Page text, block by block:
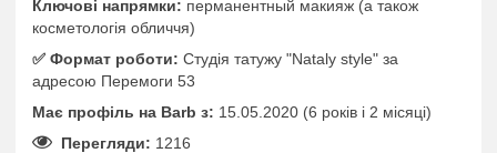
Ключові напрямки: перманентный макияж (а також
косметологія обличчя)
✅️ Формат роботи: Студія татужу "Nataly style" за
адресою Перемоги 53
Має профіль на Barb з: 15.05.2020 (6 років i 2 місяці)
Перегляди: 1216